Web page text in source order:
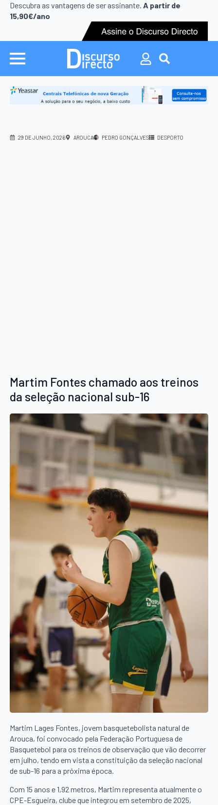
Descubra as vantagens de ser assinante. A partir de
15,90€/ano
Search
for:
Search
29 DE JUNHO, 2026 AROUCA PEDRO GONÇALVES DESPORTO
Martim Fontes chamado aos treinos
da seleção nacional sub-16
Martim Lages Fontes, jovem basquetebolista natural de
Arouca, foi convocado pela Federação Portuguesa de
Basquetebol para os treinos de observação que vão decorrer
em julho, tendo em vista a constituição da seleção nacional
de sub-16 para a próxima época.
Com 15 anos e 1,92 metros, Martim representa atualmente o
CPE-Esgueira, clube que integrou em setembro de 2025,